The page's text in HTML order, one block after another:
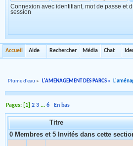
Connexion avec identifiant, mot de passe et
session
Accueil Aide Rechercher Média Chat
Plume d'eau » L'AMENAGEMENT DES PARCS»
Pages: [1]2 3 ...6 En bas
Titre
0 Membres et 5 Invités dans cette